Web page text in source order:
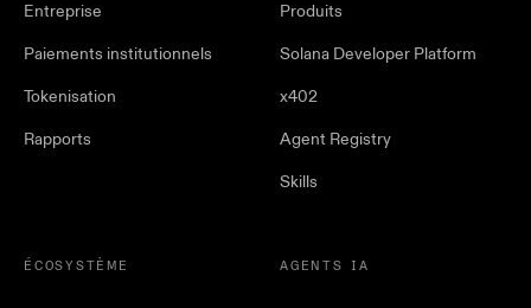
Entreprise
Paiements institutionnels
Tokenisation
Rapports
Produits
Solana Developer Platform
x402
Agent Registry
Skills
ÉCOSYSTÈME AGENTS IA